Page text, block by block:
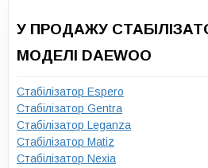
У ПРОДАЖУ
МОДЕЛІ DAEWOO
Стабілізатор Espero
Стабілізатор Gentra
Стабілізатор Leganza
Стабілізатор Matiz
Стабілізатор Nexia